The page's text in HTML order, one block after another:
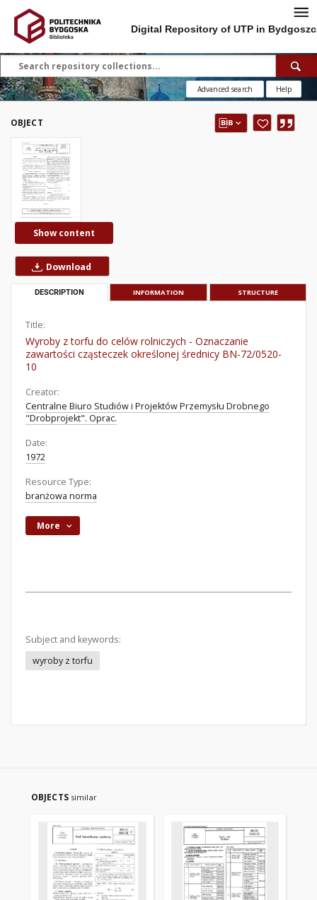
Digital Repository of UTP in
Advanced search Help
OBJECT
Show content
Download
DESCRIPTION INFORMATION STRUCTURE
Title:
Wyroby z torfu do celów rolniczych - Oznaczanie
zawartości cząsteczek określonej średnicy BN-72/0520-
10
Creator:
Centralne Biuro Studiów i Projektów Przemysłu Drobnego
"Drobprojekt". Oprac.
Date:
1972
Resource Type:
branżowa norma
More
Subject and keywords:
wyroby z torfu
OBJECTS similar